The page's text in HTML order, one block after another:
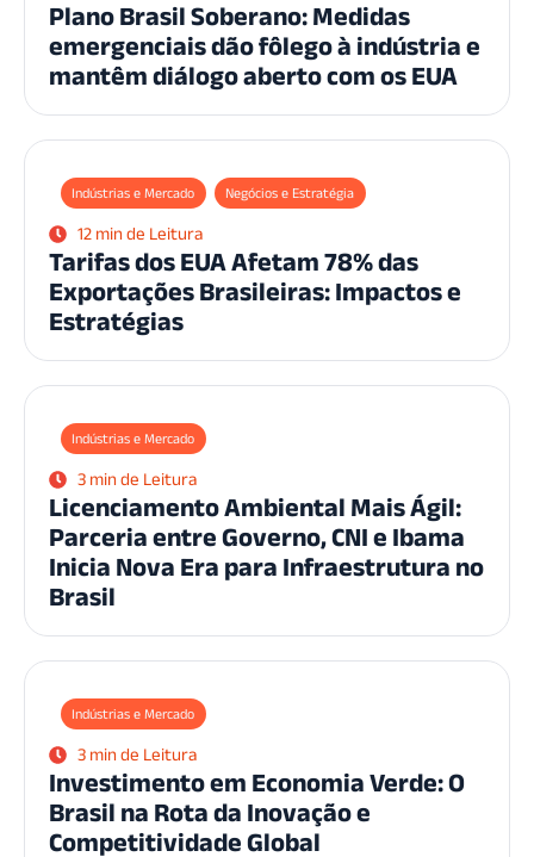
Plano Brasil Soberano: Medidas
emergenciais dão fôlego à indústria e
mantêm diálogo aberto com os EUA
Indústrias e Mercado Negócios e Estratégia
12 min de Leitura
Tarifas dos EUA Afetam 78% das
Exportações Brasileiras: Impactos e
Estratégias
Indústrias e Mercado
3 min de Leitura
Licenciamento Ambiental Mais Ágil:
Parceria entre Governo, CNI e Ibama
Inicia Nova Era para Infraestrutura no
Brasil
Indústrias e Mercado
3 min de Leitura
Investimento em Economia Verde: O
Brasil na Rota da Inovação e
Competitividade Global